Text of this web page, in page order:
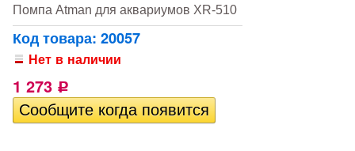
Помпа Atman для аквариумов XR-510
Код товара: 20057
Нет в наличии
1 273 Р